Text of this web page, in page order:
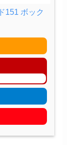
151 ボック